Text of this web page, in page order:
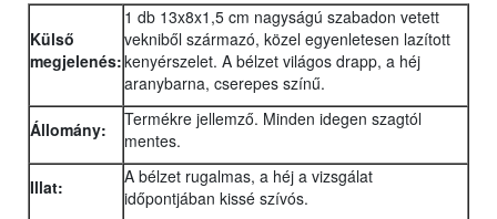
Külső
megjelenés:
1 db 13x8x1,5 cm nagyságú szabadon vetett
vekniből származó, közel egyenletesen lazított
kenyérszelet. A bélzet világos drapp, a héj
aranybarna, cserepes színű.
Állomány:
Termékre jellemző. Minden idegen szagtól
mentes.
Illat:
A bélzet rugalmas, a héj a vizsgálat
időpontjában kissé szívós.